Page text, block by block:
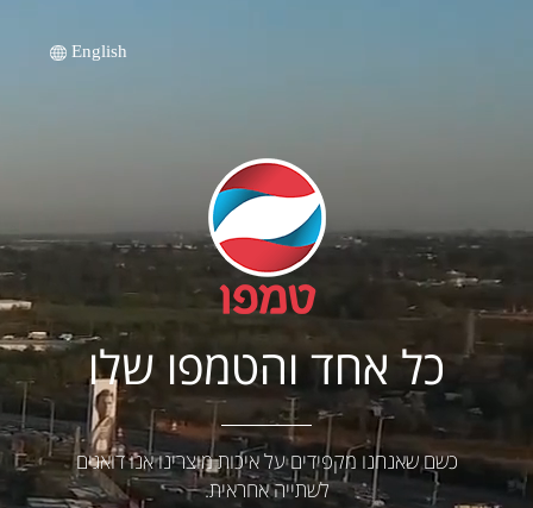
English
כל אחד והטמפו שלו
כשם שאנחנו מקפידים על איכות מוצרינו אנו דואגים
לשתייה אחראית.